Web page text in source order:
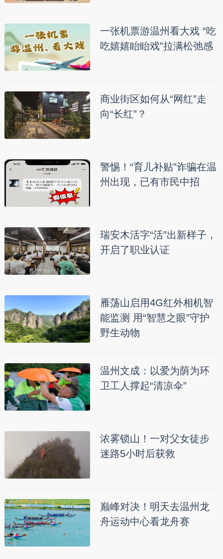
一张机票游温州看大戏 “吃
吃嬉嬉眙眙戏”拉满松弛感
商业街区如何从“网红”走
向“长红”？
警惕！“育儿补贴”诈骗在温
州出现，已有市民中招
瑞安木活字“活”出新样子，
开启了职业认证
雁荡山启用4G红外相机智
能监测 用“智慧之眼”守护
野生动物
温州文成：以爱为荫为环
卫工人撑起“清凉伞”
浓雾锁山！一对父女徒步
迷路5小时后获救
巅峰对决！明天去温州龙
舟运动中心看龙舟赛